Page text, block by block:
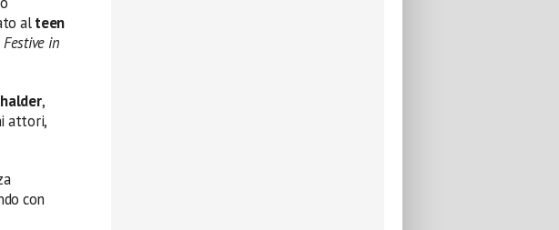
alteen
in
,
attori,
con